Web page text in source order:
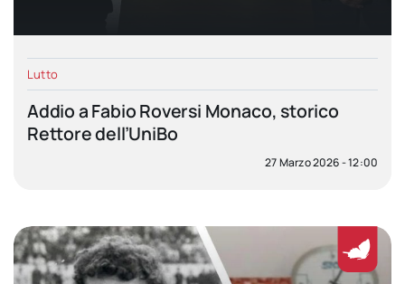
Lutto
Addio a Fabio Roversi Monaco, storico
Rettore dell’UniBo
27 Marzo 2026 - 12:00